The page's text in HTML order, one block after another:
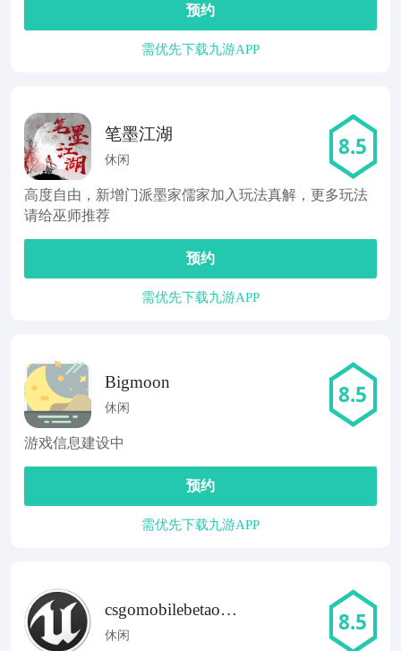
预约
需优先下载九游APP
笔墨江湖
休闲 8.5
高度自由，新增门派墨家儒家加入玩法真解，更多玩法
请给巫师推荐
预约
需优先下载九游APP
Bigmoon
休闲 8.5
游戏信息建设中
预约
需优先下载九游APP
csgomobilebetaonli
ne
休闲 8.5